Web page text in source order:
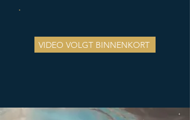
VIDEO VOLGT BINNENKORT